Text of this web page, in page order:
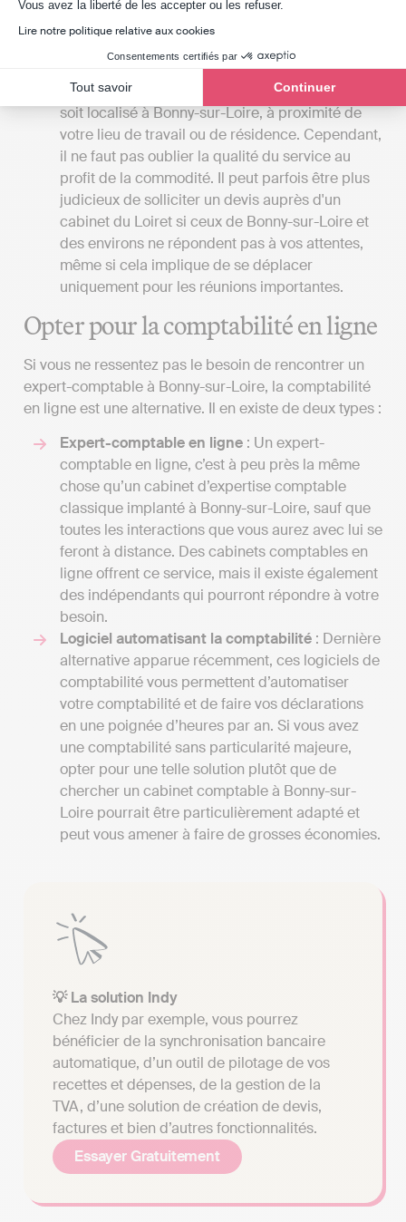
Vous avez la liberté de les accepter ou les refuser.
Lire notre politique relative aux cookies
Consentements certifiés par
Tout savoir Continuer
démarches à la place de son client.
La proximité du cabinet
: Si vous privilégiez les
rencontres en personne avec votre expert-
comptable, il serait avantageux que le cabinet
soit localisé à Bonny-sur-Loire, à proximité de
votre lieu de travail ou de résidence. Cependant,
il ne faut pas oublier la qualité du service au
profit de la commodité. Il peut parfois être plus
judicieux de solliciter un devis auprès d'un
cabinet du Loiret si ceux de Bonny-sur-Loire et
des environs ne répondent pas à vos attentes,
même si cela implique de se déplacer
uniquement pour les réunions importantes.
Opter pour la comptabilité en ligne
Si vous ne ressentez pas le besoin de rencontrer un
expert-comptable à Bonny-sur-Loire, la comptabilité
en ligne est une alternative. Il en existe de deux types :
Expert-comptable en ligne : Un expert-
comptable en ligne, c’est à peu près la même
chose qu’un cabinet d’expertise comptable
classique implanté à Bonny-sur-Loire, sauf que
toutes les interactions que vous aurez avec lui se
feront à distance. Des cabinets comptables en
ligne offrent ce service, mais il existe également
des indépendants qui pourront répondre à votre
besoin.
Logiciel automatisant la comptabilité : Dernière
alternative apparue récemment, ces logiciels de
comptabilité vous permettent d’automatiser
votre comptabilité et de faire vos déclarations
en une poignée d’heures par an. Si vous avez
une comptabilité sans particularité majeure,
opter pour une telle solution plutôt que de
chercher un cabinet comptable à Bonny-sur-
Loire pourrait être particulièrement adapté et
peut vous amener à faire de grosses économies.
💡 La solution Indy
Chez Indy par exemple, vous pourrez
bénéficier de la synchronisation bancaire
automatique, d’un outil de pilotage de vos
recettes et dépenses, de la gestion de la
TVA, d’une solution de création de devis,
factures et bien d’autres fonctionnalités.
Essayer Gratuitement